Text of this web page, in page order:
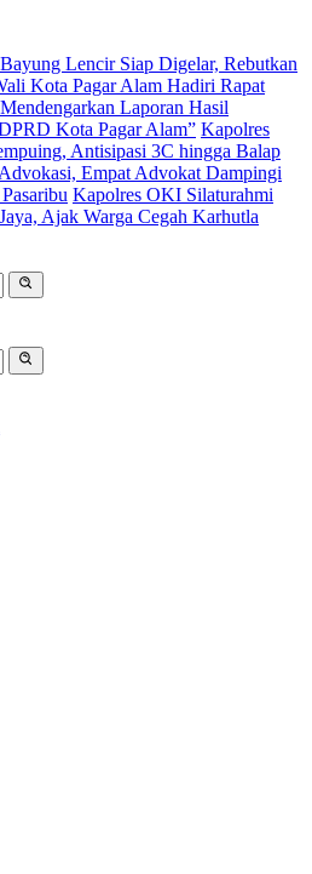
Lencir Siap Digelar, Rebutkan
Kota Pagar Alam Hadiri Rapat
Laporan Hasil
Kota Pagar Alam” Kapolres
Antisipasi 3C hingga Balap
Empat Advokat Dampingi
Kapolres OKI Silaturahmi
Ajak Warga Cegah Karhutla